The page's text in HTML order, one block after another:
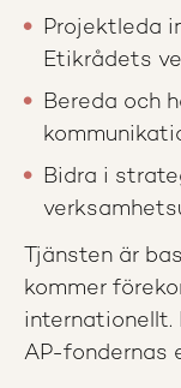
Projektleda
Etikrådets
Bereda och
Bidra i
Tjänsten är
kommer
internationellt.
AP-fondernas